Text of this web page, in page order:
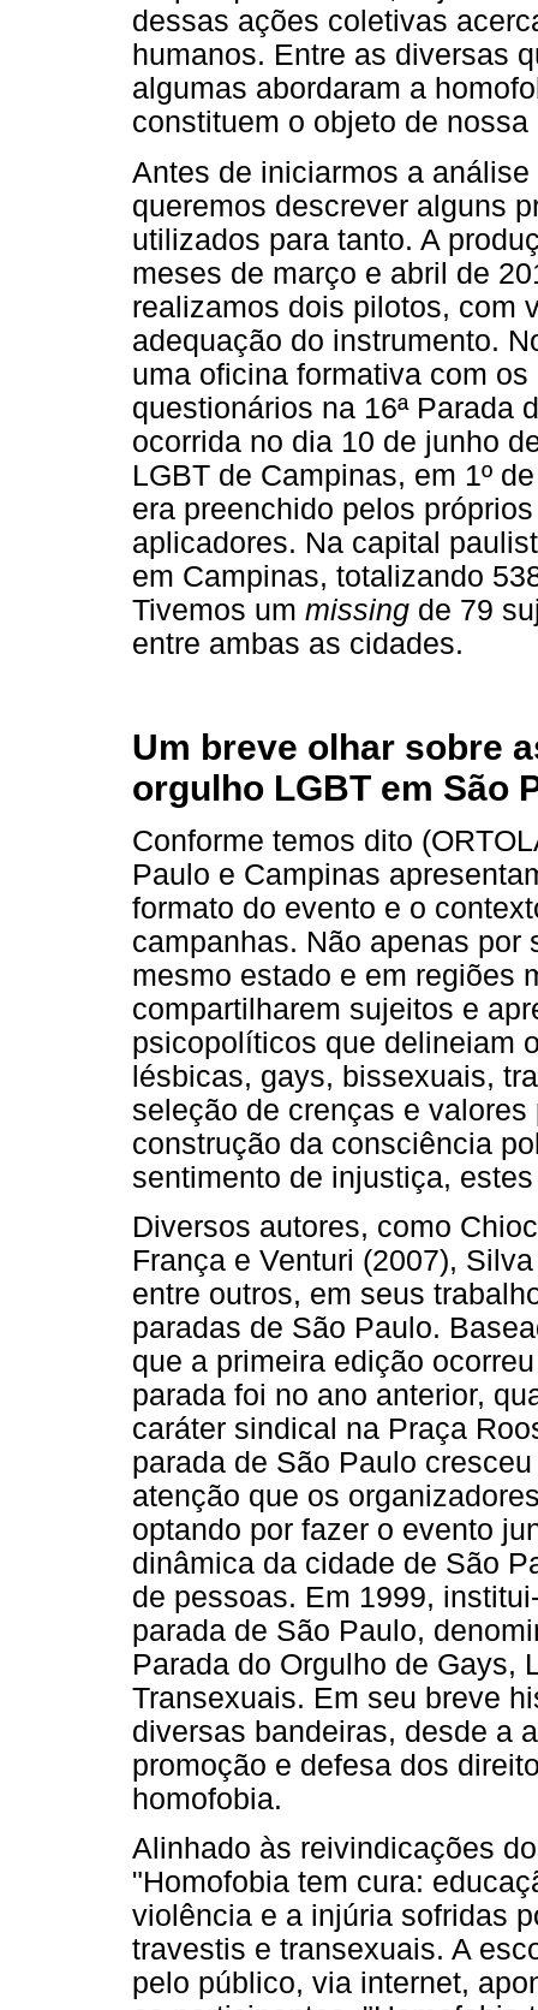
dessas ações coletivas
humanos. Entre as diversas
algumas abordaram a
constituem o objeto de nossa
Antes de iniciarmos a
queremos descrever alguns
utilizados para tanto. A
meses de março e abril de
realizamos dois pilotos, com
adequação do instrumento.
uma oficina formativa com
questionários na 16ª Parada
ocorrida no dia 10 de junho
LGBT de Campinas, em 1º
era preenchido pelos
aplicadores. Na capital
em Campinas, totalizando
Tivemos um missing de 79
entre ambas as cidades.
Um breve olhar sobre
orgulho LGBT em São
Conforme temos dito
Paulo e Campinas
formato do evento e o
campanhas. Não apenas por
mesmo estado e em regiões
compartilharem sujeitos e
psicopolíticos que delineiam
lésbicas, gays, bissexuais,
seleção de crenças e
construção da consciência
sentimento de injustiça,
Diversos autores, como
França e Venturi (2007),
entre outros, em seus
paradas de São Paulo.
que a primeira edição
parada foi no ano anterior,
caráter sindical na Praça
parada de São Paulo
atenção que os
optando por fazer o evento
dinâmica da cidade de São
de pessoas. Em 1999,
parada de São Paulo,
Parada do Orgulho de Gays,
Transexuais. Em seu breve
diversas bandeiras, desde a
promoção e defesa dos
homofobia.
Alinhado às reivindicações
"Homofobia tem cura:
violência e a injúria sofridas
travestis e transexuais. A
pelo público, via internet,